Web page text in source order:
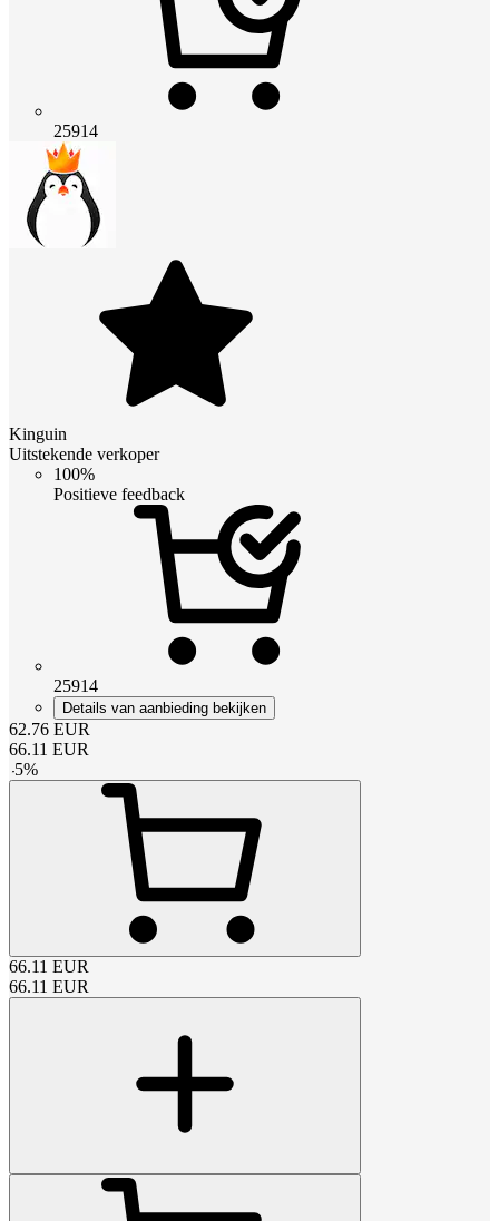
25914
Kinguin
Uitstekende verkoper
100%
Positieve feedback
25914
Details van aanbieding bekijken
62.76 EUR
66.11 EUR
-5%
66.11 EUR
66.11 EUR